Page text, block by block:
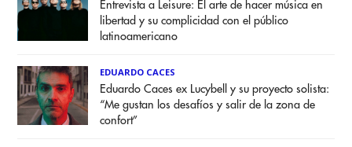
Entrevista a Leisure: El arte de hacer música en
libertad y su complicidad con el público
latinoamericano
EDUARDO CACES
Eduardo Caces ex Lucybell y su proyecto solista:
“Me gustan los desafíos y salir de la zona de
confort”